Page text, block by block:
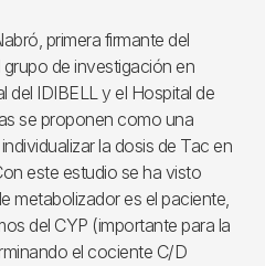
primera firmante del
de investigación en
del IDIBELL y el Hospital de
se proponen como una
la dosis de Tac en
este estudio se ha visto
metabolizador es el paciente,
del CYP (importante para la
el cociente C/D